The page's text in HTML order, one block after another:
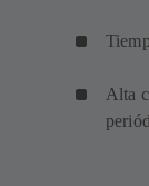
Alta